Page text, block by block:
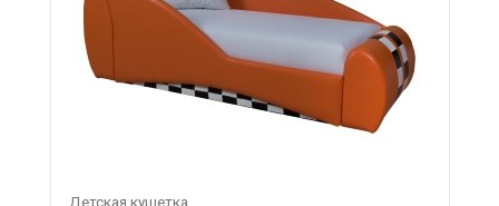
Детская кушетка